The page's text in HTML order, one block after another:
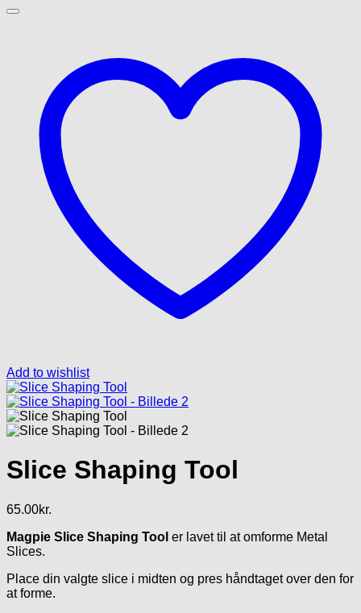
Add to wishlist
Slice Shaping Tool
65.00kr.
Magpie Slice Shaping Tool er lavet til at omforme Metal
Slices.
Place din valgte slice i midten og pres håndtaget over den for
at forme.